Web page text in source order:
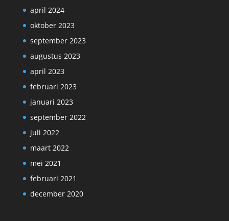
april 2024
oktober 2023
september 2023
augustus 2023
april 2023
februari 2023
januari 2023
september 2022
juli 2022
maart 2022
mei 2021
februari 2021
december 2020